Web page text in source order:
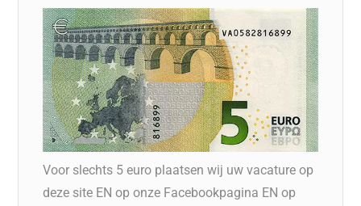
Voor slechts 5 euro plaatsen wij uw vacature op
deze site EN op onze Facebookpagina EN op